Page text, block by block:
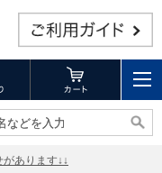
などを入力
などを入力
あります↓↓